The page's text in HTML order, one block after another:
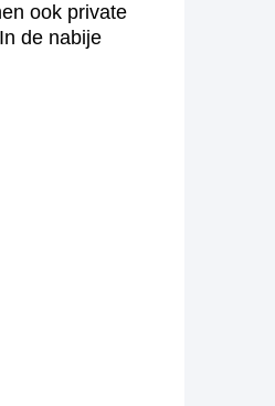
ook private
de nabije